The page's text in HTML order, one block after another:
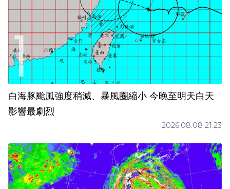
白海豚颱風強度稍減、暴風圈縮小 今晚至明天白天
影響最劇烈
2026.08.08 21:23